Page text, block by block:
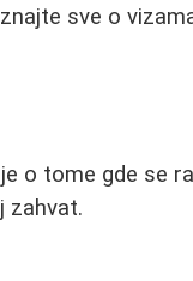
sve o
o tome gde se
zahvat.